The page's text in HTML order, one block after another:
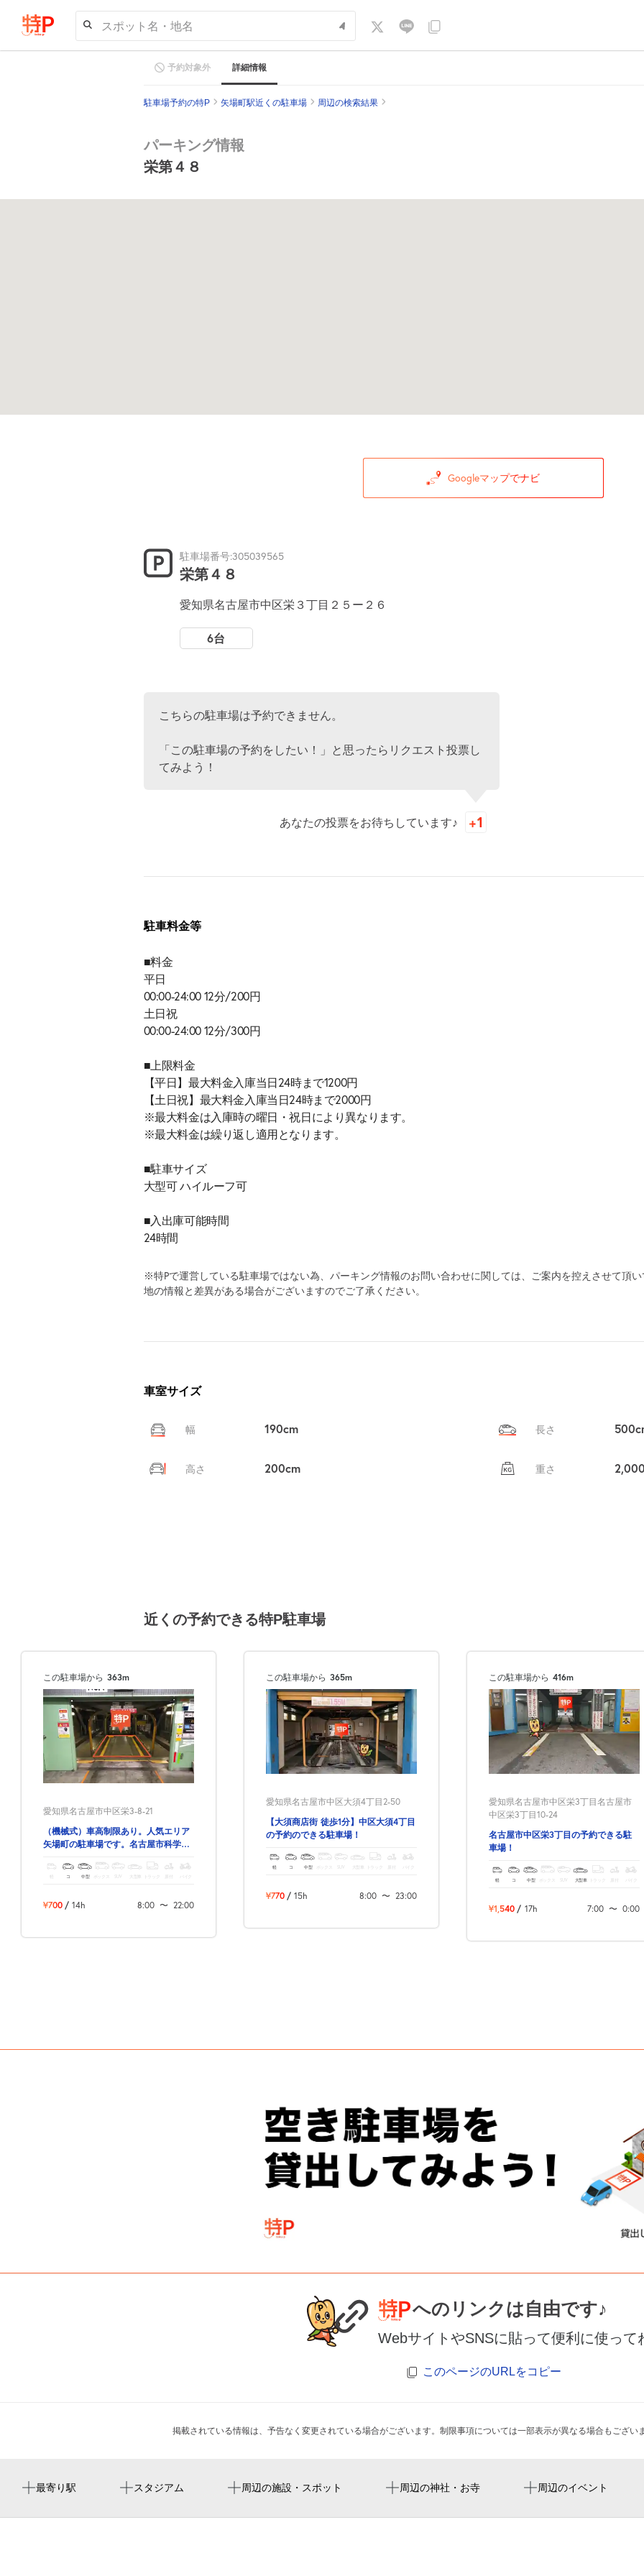
スポット名・地名
予約対象外 詳細情報
駐車場予約の特P 矢場町駅近くの駐車場 周辺の検索結果
パーキング情報
栄第４８
Googleマップでナビ
駐車場番号:305039565
栄第４８
愛知県名古屋市中区栄３丁目２５ー２６
6台
こちらの駐車場は予約できません。
「この駐車場の予約をしたい！」と思ったらリクエスト投票し
てみよう！
あなたの投票をお待ちしています♪
駐車料金等
■料金
平日
00:00-24:00 12分/200円
土日祝
00:00-24:00 12分/300円
■上限料金
【平日】最大料金入庫当日24時まで1200円
【土日祝】最大料金入庫当日24時まで2000円
※最大料金は入庫時の曜日・祝日により異なります。
※最大料金は繰り返し適用となります。
■駐車サイズ
大型可 ハイルーフ可
■入出庫可能時間
24時間
※特Pで運営している駐車場ではない為、パーキング情報のお問い合わせに関しては、ご案内を控えさせて頂
地の情報と差異がある場合がございますのでご了承ください。
車室サイズ
幅 190cm 長さ
高さ 200cm 重さ
近くの予約できる特P駐車場
この駐車場から 363m
愛知県名古屋市中区栄3-8-21
（機械式）車高制限あり。人気エリア
矢場町の駐車場です。名古屋市科学
軽 コ 中型 ボックス SUV 大型車 トラック バイク
¥700 / 14h 8:00 〜 22:00
この駐車場から 365m
愛知県名古屋市中区大須4丁目2-50
【大須商店街 徒歩1分】中区大須4丁目
の予約のできる駐車場！
軽 コ 中型 ボックス SUV 大型車 トラック バイク
¥770 / 15h 8:00 〜 23:00
この駐車場から 416m
愛知県名古屋市中区栄3丁目名古屋市
中区栄3丁目10-24
名古屋市中区栄3丁目の予約できる駐
車場！
軽 コ 中型 ボックス SUV 大型車 トラック バイク
¥1,540 / 17h 7:00 〜 0:00
へのリンクは自由です♪
WebサイトやSNSに貼って便利に使って
このページのURLをコピー
掲載されている情報は、予告なく変更されている場合がございます。制限事項については一部表示が異なる場合もござい
最寄り駅 スタジアム 周辺の施設・スポット 周辺の神社・お寺 周辺のイベント
矢場町駅
上前津駅
バンテリンドーム nagoya baseball stadium
矢場町通
家政婦紹介所丸栄
白林禅寺
白林禅寺
L'Arcafe 2026 at PARCO CAFE（ラルクカフェ
メダリスト展愛知会場
で自宅の空き 駐車場